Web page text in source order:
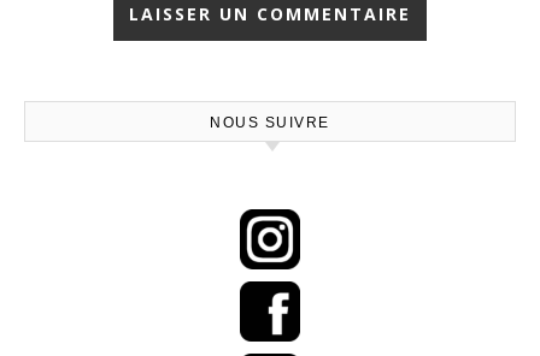
NOUS SUIVRE